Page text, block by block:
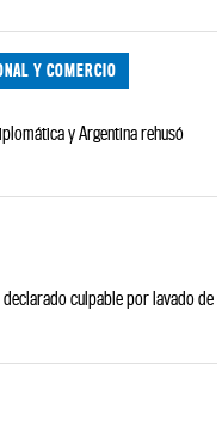
Y COMERCIO
y Argentina rehusó
culpable por lavado de